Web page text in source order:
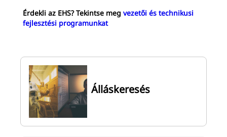
Érdekli az EHS? Tekintse meg vezetői és technikusi
fejlesztési programunkat
Álláskeresés